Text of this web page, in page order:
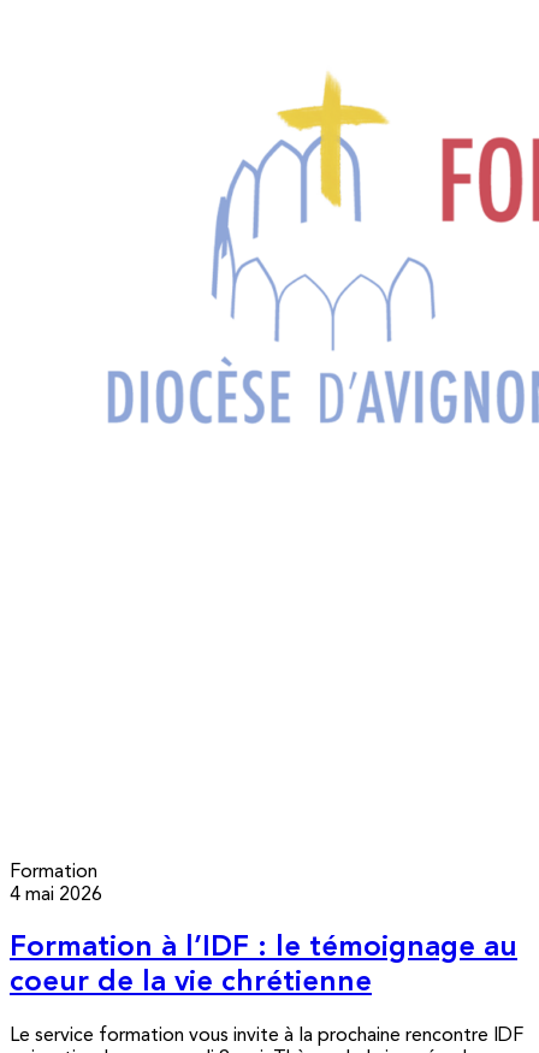
Formation
4 mai 2026
Formation à l’IDF : le témoignage au
coeur de la vie chrétienne
Le service formation vous invite à la prochaine rencontre IDF